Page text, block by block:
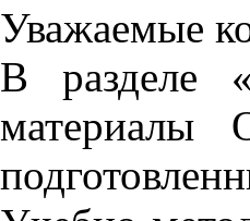
Уважаемые
В разделе
материалы